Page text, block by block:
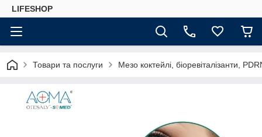
LIFESHOP
Товари та послуги Мезо коктейлі, біоревіталізанти,